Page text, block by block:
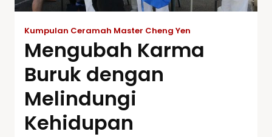
Kumpulan Ceramah Master Cheng Yen
Mengubah Karma
Buruk dengan
Melindungi
Kehidupan